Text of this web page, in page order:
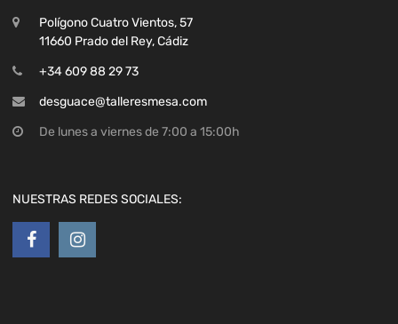
Polígono Cuatro Vientos, 57
11660 Prado del Rey, Cádiz
+34 609 88 29 73
desguace@talleresmesa.com
De lunes a viernes de 7:00 a 15:00h
NUESTRAS REDES SOCIALES: